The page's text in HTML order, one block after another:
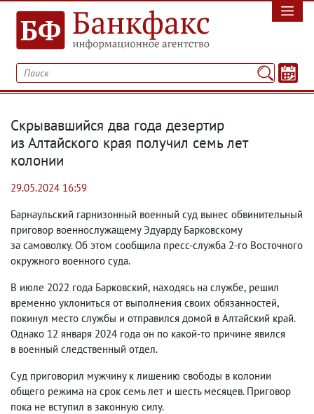
Скрывавшийся два года дезертир
из Алтайского края получил семь лет
колонии
29.05.2024 16:59
Барнаульский гарнизонный военный суд вынес обвинительный
приговор военнослужащему Эдуарду Барковскому
за самоволку. Об этом сообщила пресс-служба 2-го Восточного
окружного военного суда.
В июле 2022 года Барковский, находясь на службе, решил
временно уклониться от выполнения своих обязанностей,
покинул место службы и отправился домой в Алтайский край.
Однако 12 января 2024 года он по какой-то причине явился
в военный следственный отдел.
Суд приговорил мужчину к лишению свободы в колонии
общего режима на срок семь лет и шесть месяцев. Приговор
пока не вступил в законную силу.